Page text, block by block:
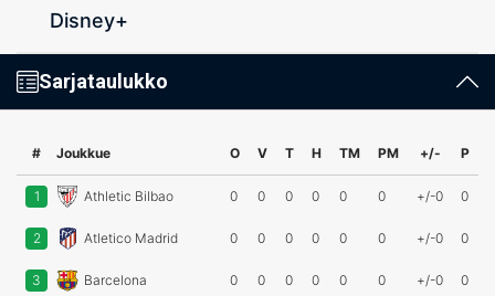
Disney+
Sarjataulukko
# Joukkue O V T H TM PM +/- P
1 Athletic Bilbao 0 0 0 0 0 0 +/-0 0
2 Atletico Madrid 0 0 0 0 0 0 +/-0 0
3 Barcelona 0 0 0 0 0 0 +/-0 0